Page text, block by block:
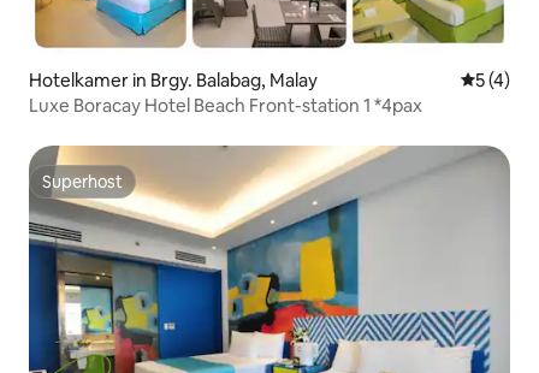
Hotelkamer in Brgy. Balabag, Malay
5 (4)
Luxe Boracay Hotel Beach Front-station 1 *4pax
Superhost
Superhost